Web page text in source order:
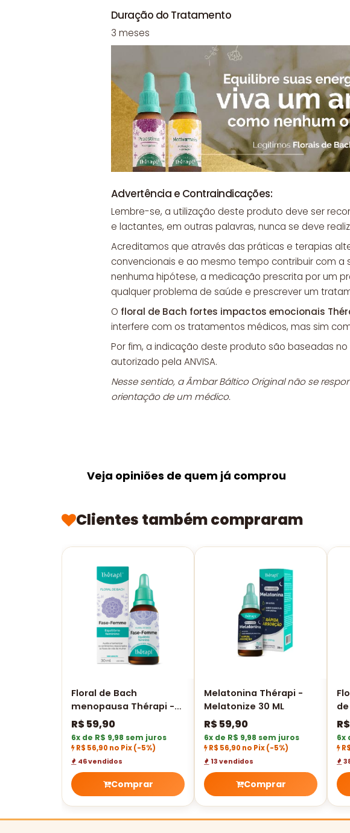
Duração do Tratamento
3 meses
Advertência e Contraindicações:
Lembre-se, a utilização deste produto deve ser
e lactantes, em outras palavras, nunca se deve
Acreditamos que através das práticas e terapias
convencionais e ao mesmo tempo contribuir com a
nenhuma hipótese, a medicação prescrita por um
qualquer problema de saúde e prescrever um
O floral de Bach fortes impactos emocionais
interfere com os tratamentos médicos, mas sim
Por fim, a indicação deste produto são baseadas
autorizado pela ANVISA.
Nesse sentido, a Âmbar Báltico Original não se
orientação de um médico.
Veja opiniões de quem já comprou
Clientes também compraram
Floral de Bach
menopausa Thérapi -
Menopafem / Fase
femme 30 ML
R$59,90
6x de R$ 9,98 sem juros
R$ 56,90 no Pix(-5%)
46 vendidos
Comprar
Melatonina Thérapi -
Melatonize 30 ML
R$59,90
6x de R$ 9,98 sem juros
R$ 56,90 no Pix(-5%)
13 vendidos
Comprar
Fit
R$
6x